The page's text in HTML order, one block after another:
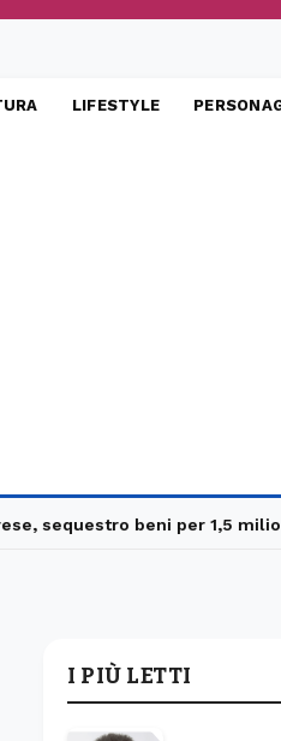
LIFESTYLE
beni per 1,5 milioni
I PIÙ LETTI